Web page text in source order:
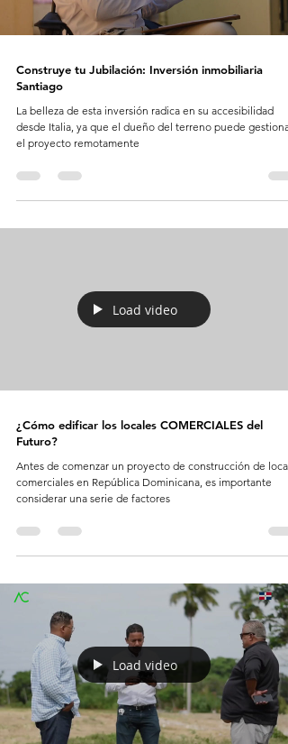
Construye tu Jubilación: Inversión inmobiliaria
Santiago
La belleza de esta inversión radica en su accesibilidad
desde Italia, ya que el dueño del terreno puede gestionar
el proyecto remotamente
Load video
¿Cómo edificar los locales COMERCIALES del
Futuro?
Antes de comenzar un proyecto de construcción de
comerciales en República Dominicana, es importante
considerar una serie de factores
Load video